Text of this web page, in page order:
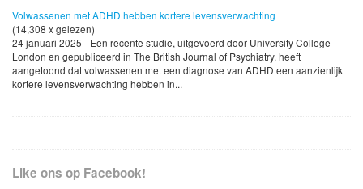
Volwassenen met ADHD hebben kortere levensverwachting
(14,308 x gelezen)
24 januari 2025 - Een recente studie, uitgevoerd door University College
London en gepubliceerd in The British Journal of Psychiatry, heeft
aangetoond dat volwassenen met een diagnose van ADHD een aanzienlijk
kortere levensverwachting hebben in...
Like ons op Facebook!